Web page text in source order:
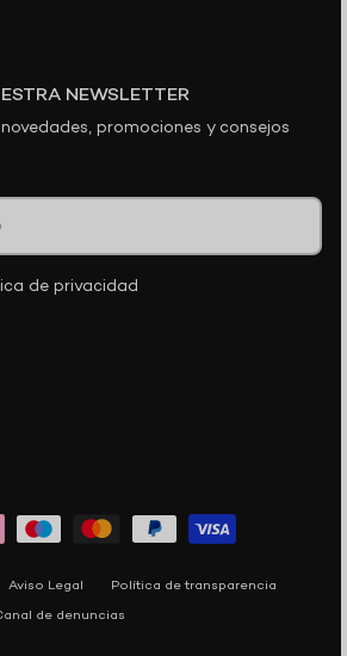
NEWSLETTER
promociones y consejos
de privacidad
Aviso Legal Política de transparencia
de denuncias